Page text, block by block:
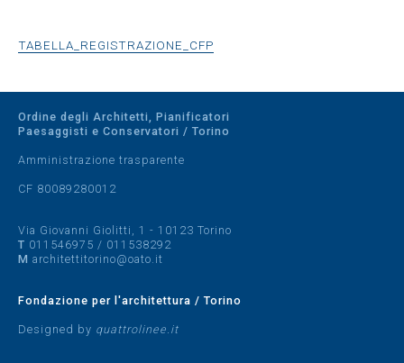
TABELLA_REGISTRAZIONE_CFP
Ordine degli Architetti, Pianificatori
Paesaggisti e Conservatori / Torino
Amministrazione trasparente
CF 80089280012
Via Giovanni Giolitti, 1 - 10123 Torino
T 011546975 / 011538292
M architettitorino@oato.it
Fondazione per l'architettura / Torino
Designed by quattrolinee.it